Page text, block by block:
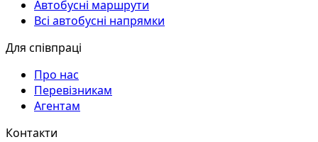
Автобусні маршрути
Всі автобусні напрямки
Для співпраці
Про нас
Перевізникам
Агентам
Контакти